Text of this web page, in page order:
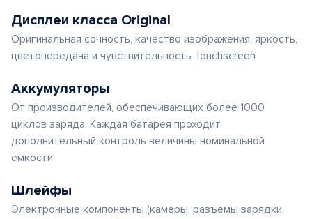
Дисплеи класса Original
Оригинальная сочность, качество изображения, яркость,
цветопередача и чувствительность Touchscreen
Аккумуляторы
От производителей, обеспечивающих более 1000
циклов заряда. Каждая батарея проходит
дополнительный контроль величины номинальной
емкости
Шлейфы
Электронные компоненты (камеры, разъемы зарядки,